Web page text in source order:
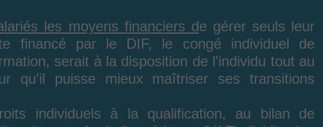
les moyens financiers de gérer seuls leur
financé par le DIF, le congé individuel de
serait à la disposition de l'individu tout au
qu'il puisse mieux maîtriser ses transitions
individuels à la qualification, au bilan de